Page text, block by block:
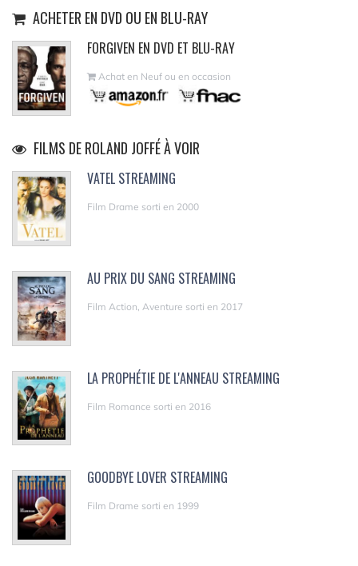
ACHETER EN DVD OU EN BLU-RAY
FORGIVEN EN DVD ET BLU-RAY
Achat en Neuf ou en occasion
FILMS DE ROLAND JOFFÉ À VOIR
VATEL STREAMING
Film Drame sorti en 2000
AU PRIX DU SANG STREAMING
Film Action, Aventure sorti en 2017
LA PROPHÉTIE DE L'ANNEAU STREAMING
Film Romance sorti en 2016
GOODBYE LOVER STREAMING
Film Drame sorti en 1999